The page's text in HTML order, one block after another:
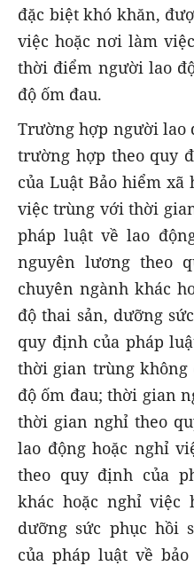
đặc biệt khó khăn,
việc hoặc nơi làm
thời điểm người lao
độ ốm đau.
Trường hợp người lao
trường hợp theo quy
của Luật Bảo hiểm
việc trùng với thời
pháp luật về lao
nguyên lương theo
chuyên ngành khác
độ thai sản, dưỡng
quy định của pháp
thời gian trùng không
độ ốm đau; thời gian
thời gian nghỉ theo
lao động hoặc nghỉ
theo quy định của
khác hoặc nghỉ việc
dưỡng sức phục hồi
của pháp luật về